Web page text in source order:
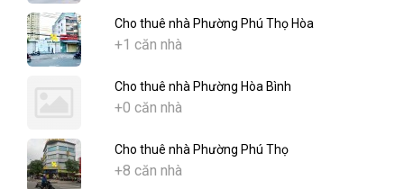
Cho thuê nhà Phường Phú Thọ Hòa
+1 căn nhà
Cho thuê nhà Phường Hòa Bình
+0 căn nhà
Cho thuê nhà Phường Phú Thọ
+8 căn nhà